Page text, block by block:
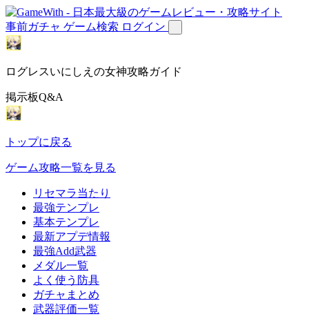
事前ガチャ ゲーム検索 ログイン
ログレスいにしえの女神攻略ガイド
掲示板Q&A
トップに戻る
ゲーム攻略一覧を見る
リセマラ当たり
最強テンプレ
基本テンプレ
最新アプデ情報
最強Add武器
メダル一覧
よく使う防具
ガチャまとめ
武器評価一覧